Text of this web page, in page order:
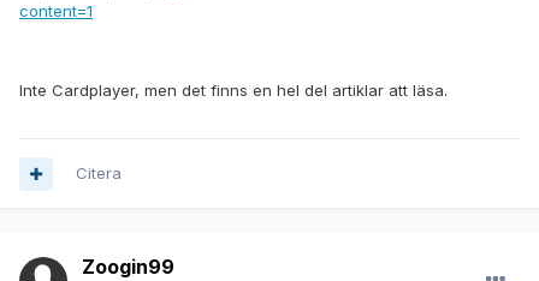
content=1
Inte Cardplayer, men det finns en hel del artiklar att läsa.
Citera
Zoogin99